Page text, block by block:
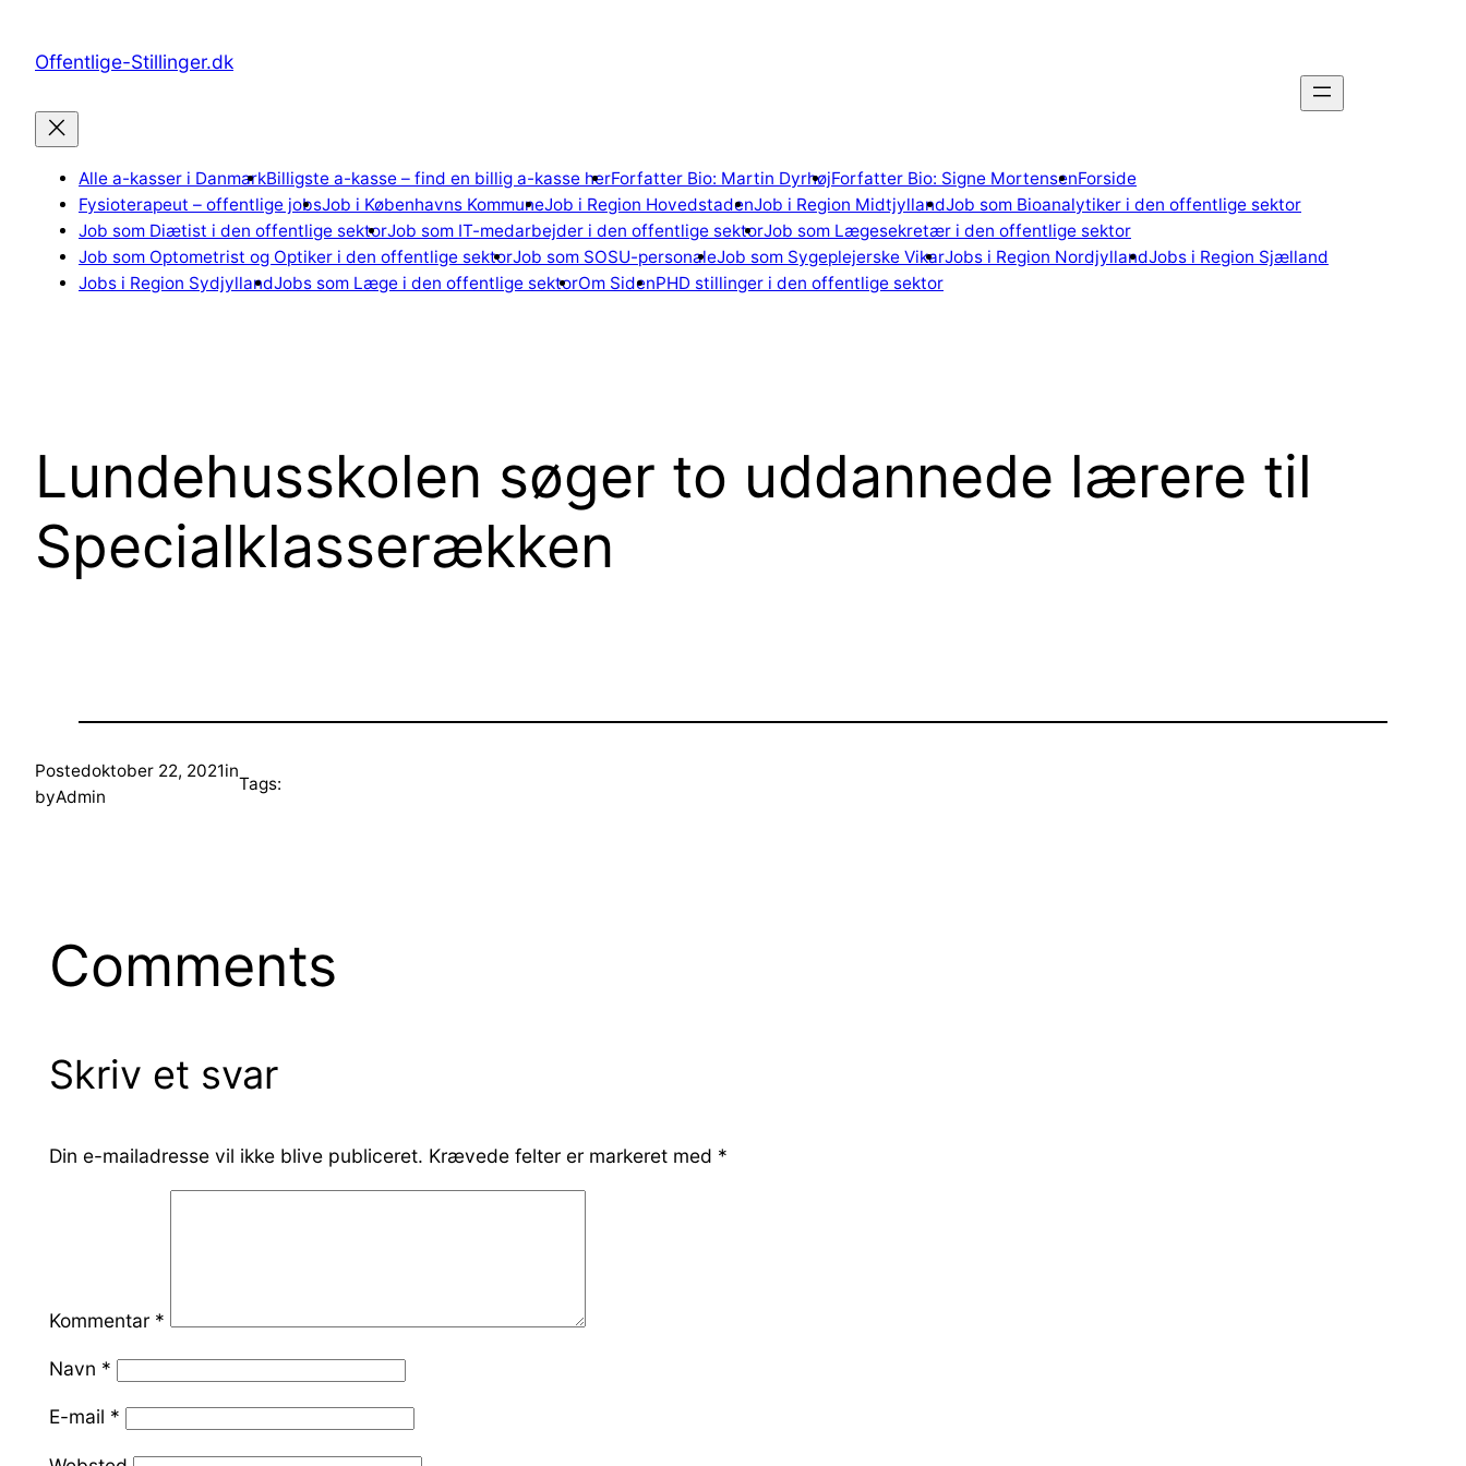
indholdOffentlige-Stillinger.dk
Alle a-kasser i DanmarkBilligste a-kasse – find en billig a-kasse herForfatter Bio: Martin DyrhøjForfatter Bio: Signe MortensenForside
Fysioterapeut – offentlige jobsJob i Københavns KommuneJob i Region HovedstadenJob i Region MidtjyllandJob som Bioanalytiker i den offentlige sektor
Job som Diætist i den offentlige sektorJob som IT-medarbejder i den offentlige sektorJob som Lægesekretær i den offentlige sektor
Job som Optometrist og Optiker i den offentlige sektorJob som SOSU-personaleJob som Sygeplejerske VikarJobs i Region NordjyllandJobs i Region Sjælland
Jobs i Region SydjyllandJobs som Læge i den offentlige sektorOm SidenPHD stillinger i den offentlige sektor
Lundehusskolen søger to uddannede lærere til
Specialklasserækken
Postedoktober 22, 2021in
byAdmin
Tags:
Comments
Skriv et svar
Din e-mailadresse vil ikke blive publiceret. Krævede felter er markeret med *
Kommentar *
Navn *
E-mail *